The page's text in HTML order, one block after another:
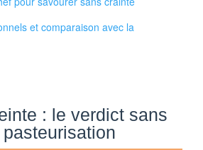
et comparaison avec la
: le verdict sans